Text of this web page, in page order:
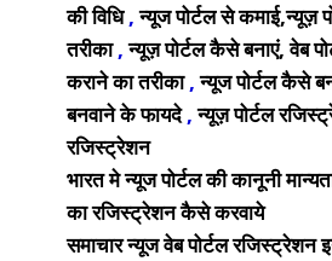
की विधि,न्यूज पोर्टल से कमाई,न्यूज़
तरीका,न्यूज़ पोर्टल कैसे बनाएं, वेब
कराने का तरीका,न्यूज पोर्टल कैसे
बनवाने के फायदे,न्यूज़ पोर्टल
रजिस्ट्रेशन
भारत मे न्यूज पोर्टल की कानूनी
का रजिस्ट्रेशन कैसे करवाये
समाचार न्यूज वेब पोर्टल रजिस्ट्रेशन